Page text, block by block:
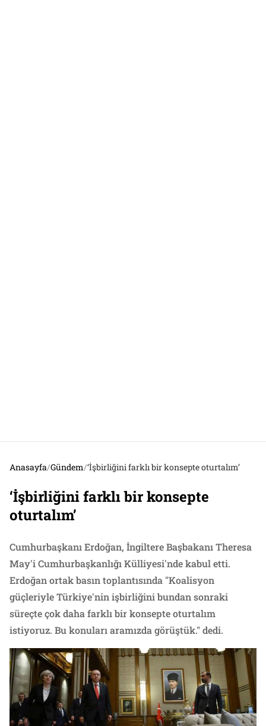
Anasayfa/Gündem/‘İşbirliğini farklı bir konsepte oturtalım’
‘İşbirliğini farklı bir konsepte
oturtalım’
Cumhurbaşkanı Erdoğan, İngiltere Başbakanı Theresa
May'i Cumhurbaşkanlığı Külliyesi'nde kabul etti.
Erdoğan ortak basın toplantısında "Koalisyon
güçleriyle Türkiye'nin işbirliğini bundan sonraki
süreçte çok daha farklı bir konsepte oturtalım
istiyoruz. Bu konuları aramızda görüştük." dedi.